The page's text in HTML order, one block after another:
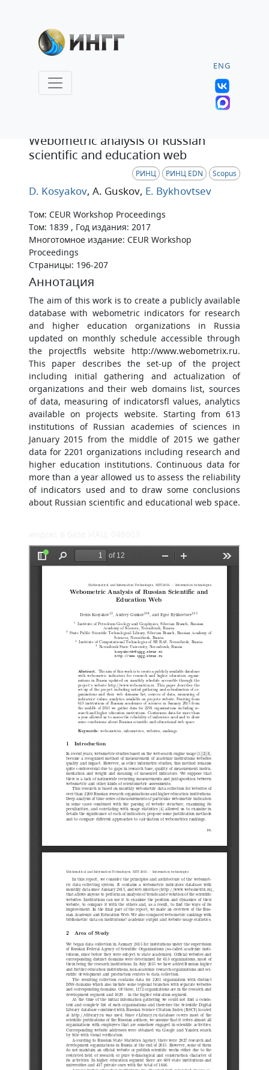
ENG
Webometric analysis of Russian
scientific and education web
РИНЦ РИНЦ EDN Scopus
D. Kosyakov, A. Guskov, E. Bykhovtsev
Том: CEUR Workshop Proceedings
Том: 1839 , Год издания: 2017
Многотомное издание: CEUR Workshop
Proceedings
Страницы: 196-207
Аннотация
The aim of this work is to create a publicly available
database with webometric indicators for research
and higher education organizations in Russia
updated on monthly schedule accessible through
the projectfls website http://www.webometrix.ru.
This paper describes the set-up of the project
including initial gathering and actualization of
organizations and their web domains list, sources
of data, measuring of indicatorsfl values, analytics
available on projects website. Starting from 613
institutions of Russian academies of sciences in
January 2015 from the middle of 2015 we gather
data for 2201 organizations including research and
higher education institutions. Continuous data for
more than a year allowed us to assess the reliability
of indicators used and to draw some conclusions
about Russian scientific and educational web space.